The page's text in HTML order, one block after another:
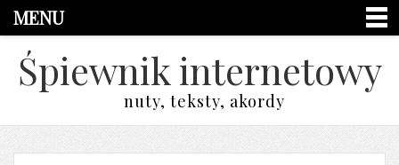
MENU
Śpiewnik internetowy
nuty, teksty, akordy